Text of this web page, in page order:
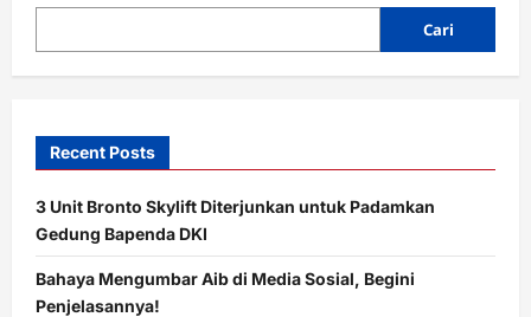
Chelsea,Calum
Percaya
Skuadnya
Cari
Recent Posts
3 Unit Bronto Skylift Diterjunkan untuk Padamkan
Gedung Bapenda DKI
Bahaya Mengumbar Aib di Media Sosial, Begini
Penjelasannya!